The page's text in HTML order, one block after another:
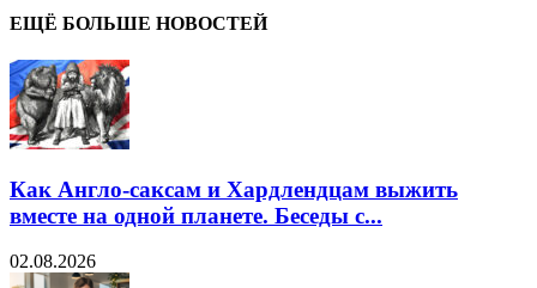
ЕЩЁ БОЛЬШЕ НОВОСТЕЙ
Как Англо-саксам и Хардлендцам выжить
вместе на одной планете. Беседы с...
02.08.2026